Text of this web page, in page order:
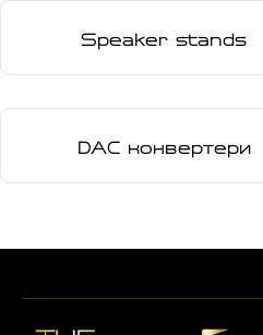
Speaker stands
DAC конвертери